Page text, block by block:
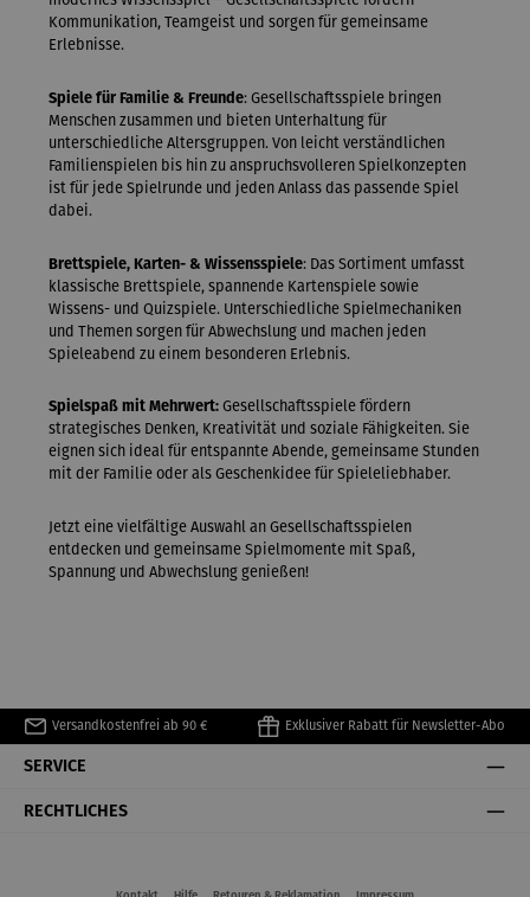
Kommunikation, Teamgeist und sorgen für gemeinsame
Erlebnisse.
Spiele für Familie & Freunde: Gesellschaftsspiele bringen
Menschen zusammen und bieten Unterhaltung für
unterschiedliche Altersgruppen. Von leicht verständlichen
Familienspielen bis hin zu anspruchsvolleren Spielkonzepten
ist für jede Spielrunde und jeden Anlass das passende Spiel
dabei.
Brettspiele, Karten- & Wissensspiele: Das Sortiment umfasst
klassische Brettspiele, spannende Kartenspiele sowie
Wissens- und Quizspiele. Unterschiedliche Spielmechaniken
und Themen sorgen für Abwechslung und machen jeden
Spieleabend zu einem besonderen Erlebnis.
Spielspaß mit Mehrwert: Gesellschaftsspiele fördern
strategisches Denken, Kreativität und soziale Fähigkeiten. Sie
eignen sich ideal für entspannte Abende, gemeinsame Stunden
mit der Familie oder als Geschenkidee für Spieleliebhaber.
Jetzt eine vielfältige Auswahl an Gesellschaftsspielen
entdecken und gemeinsame Spielmomente mit Spaß,
Spannung und Abwechslung genießen!
Versandkostenfrei ab 90 € Exklusiver Rabatt für Newsletter-Abo
SERVICE
RECHTLICHES